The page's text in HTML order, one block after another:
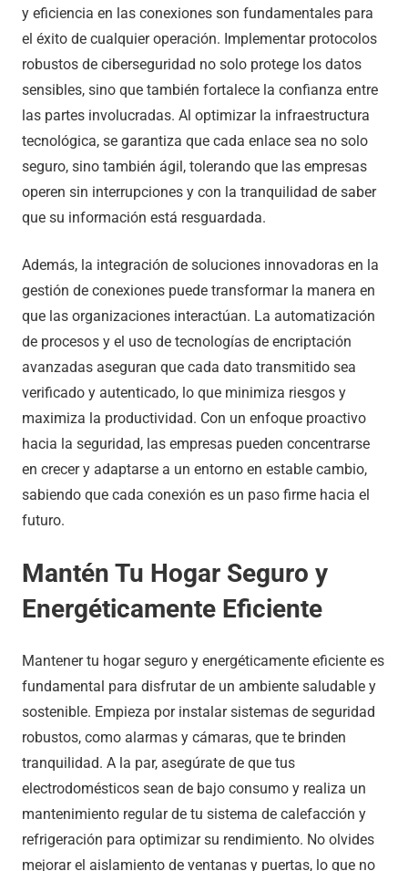
y eficiencia en las conexiones son fundamentales para
el éxito de cualquier operación. Implementar protocolos
robustos de ciberseguridad no solo protege los datos
sensibles, sino que también fortalece la confianza entre
las partes involucradas. Al optimizar la infraestructura
tecnológica, se garantiza que cada enlace sea no solo
seguro, sino también ágil, tolerando que las empresas
operen sin interrupciones y con la tranquilidad de saber
que su información está resguardada.
Además, la integración de soluciones innovadoras en la
gestión de conexiones puede transformar la manera en
que las organizaciones interactúan. La automatización
de procesos y el uso de tecnologías de encriptación
avanzadas aseguran que cada dato transmitido sea
verificado y autenticado, lo que minimiza riesgos y
maximiza la productividad. Con un enfoque proactivo
hacia la seguridad, las empresas pueden concentrarse
en crecer y adaptarse a un entorno en estable cambio,
sabiendo que cada conexión es un paso firme hacia el
futuro.
Mantén Tu Hogar Seguro y
Energéticamente Eficiente
Mantener tu hogar seguro y energéticamente eficiente es
fundamental para disfrutar de un ambiente saludable y
sostenible. Empieza por instalar sistemas de seguridad
robustos, como alarmas y cámaras, que te brinden
tranquilidad. A la par, asegúrate de que tus
electrodomésticos sean de bajo consumo y realiza un
mantenimiento regular de tu sistema de calefacción y
refrigeración para optimizar su rendimiento. No olvides
mejorar el aislamiento de ventanas y puertas, lo que no